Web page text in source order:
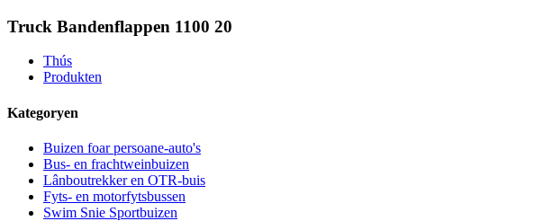
Truck Bandenflappen 1100 20
Thús
Produkten
Kategoryen
Buizen foar persoane-auto's
Bus- en frachtweinbuizen
Lânboutrekker en OTR-buis
Fyts- en motorfytsbussen
Swim Snie Sportbuizen